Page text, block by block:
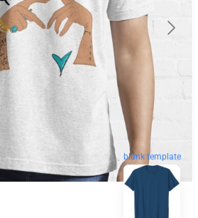
blank template